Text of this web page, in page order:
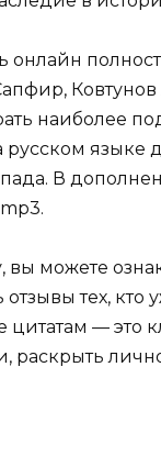
онлайн
Ковтунов
наиболее
русском языке
В
вы можете
тех, кто
— это
раскрыть